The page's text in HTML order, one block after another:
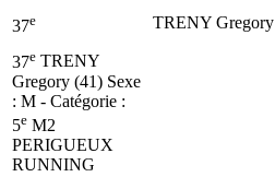
37e TRENY Gregory
37e TRENY
Gregory (41) Sexe
: M - Catégorie :
5e M2
PERIGUEUX
RUNNING